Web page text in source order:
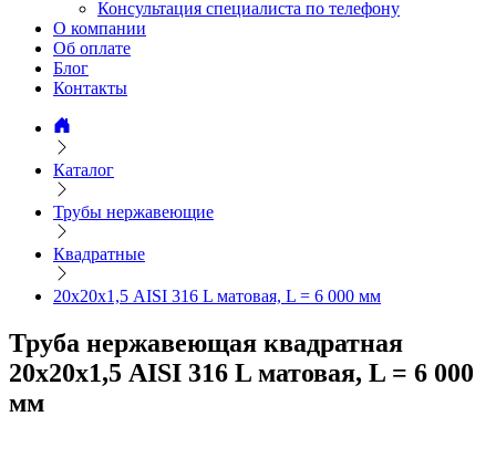
Консультация специалиста по телефону
О компании
Об оплате
Блог
Контакты
Каталог
Трубы нержавеющие
Квадратные
20х20х1,5 AISI 316 L матовая, L = 6 000 мм
Труба нержавеющая квадратная
20х20х1,5 AISI 316 L матовая, L = 6 000
мм